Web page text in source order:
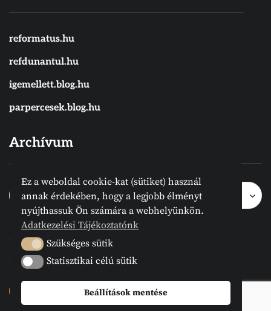
reformatus.hu
refdunantul.hu
igemellett.blog.hu
parpercesek.blog.hu
Archívum
Archívum
Hónap kijelölése
Archívum
2024 © Megvanirva.hu - Minden jog
fenntartva.
Ez a weboldal cookie-kat (sütiket) használ
annak érdekében, hogy a legjobb élményt
nyújthassuk Ön számára a webhelyünkön.
Adatkezelési Tájékoztatónk
Szükséges sütik
Szükséges sütik
Statisztikai célú sütik
Statisztikai célú sütik
Beállítások mentése